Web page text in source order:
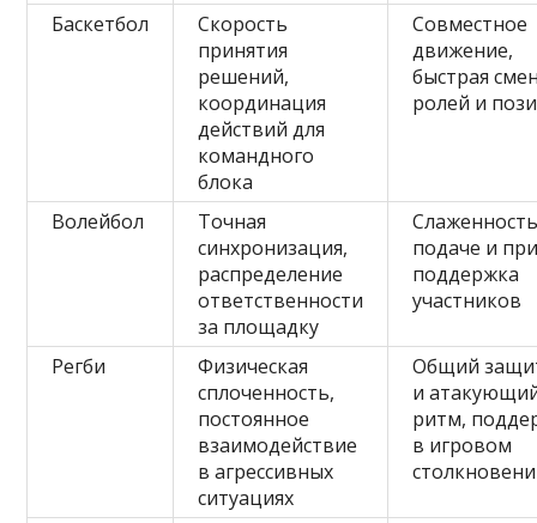
Баскетбол
Скорость
принятия
решений,
координация
действий для
командного
блока
Совместное
движение,
быстрая
ролей и
Волейбол
Точная
синхронизация,
распределение
ответственности
за площадку
подаче и
поддержка
участников
Регби
Физическая
сплоченность,
постоянное
взаимодействие
в агрессивных
ситуациях
Общий
и
ритм,
в игровом